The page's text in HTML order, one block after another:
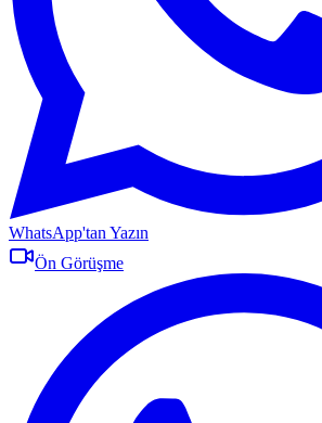
WhatsApp'tan Yazın
Ön Görüşme